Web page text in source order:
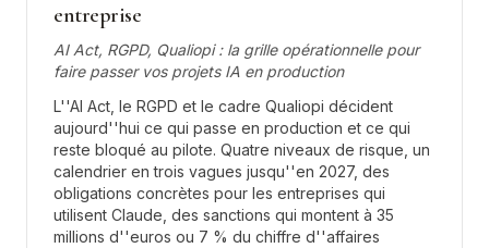
entreprise
AI Act, RGPD, Qualiopi : la grille opérationnelle pour
faire passer vos projets IA en production
L''AI Act, le RGPD et le cadre Qualiopi décident
aujourd''hui ce qui passe en production et ce qui
reste bloqué au pilote. Quatre niveaux de risque, un
calendrier en trois vagues jusqu''en 2027, des
obligations concrètes pour les entreprises qui
utilisent Claude, des sanctions qui montent à 35
millions d''euros ou 7 % du chiffre d''affaires